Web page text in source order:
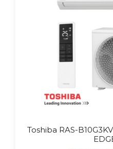
Toshiba RAS-